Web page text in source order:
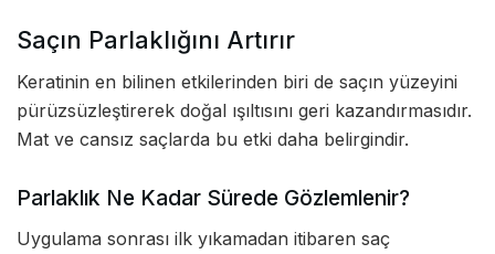
Saçın Parlaklığını Artırır
Keratinin en bilinen etkilerinden biri de saçın yüzeyini
pürüzsüzleştirerek doğal ışıltısını geri kazandırmasıdır.
Mat ve cansız saçlarda bu etki daha belirgindir.
Parlaklık Ne Kadar Sürede Gözlemlenir?
Uygulama sonrası ilk yıkamadan itibaren saç